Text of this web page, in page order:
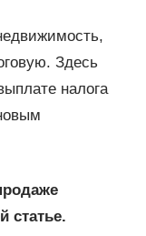
Здесь
налога
статье.